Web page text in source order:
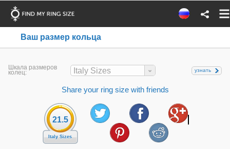
Ваш размер кольца
Шкала размеров
колец: Italy Sizes узнать
Share your ring size with friends
21.5
Italy Sizes